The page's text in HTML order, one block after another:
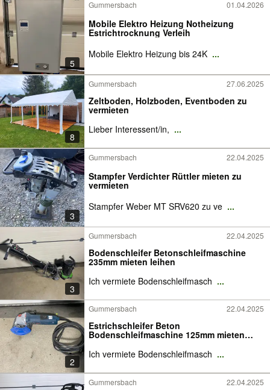
5
Gummersbach 01.04.2026
Mobile Elektro Heizung Notheizung
Estrichtrocknung Verleih
Mobile Elektro Heizung bis 24K ...
8
Gummersbach 27.06.2025
Zeltboden, Holzboden, Eventboden zu
vermieten
Lieber Interessent/in, ...
3
Gummersbach 22.04.2025
Stampfer Verdichter Rüttler mieten zu
vermieten
Stampfer Weber MT SRV620 zu ve ...
3
Gummersbach 22.04.2025
Bodenschleifer Betonschleifmaschine
235mm mieten leihen
Ich vermiete Bodenschleifmasch ...
2
Gummersbach 22.04.2025
Estrichschleifer Beton
Bodenschleifmaschine 125mm mieten
Ich vermiete Bodenschleifmasch ...
Gummersbach 22.04.2025